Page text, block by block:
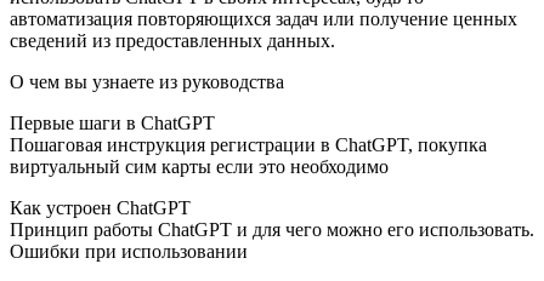
автоматизация повторяющихся задач или получение ценных
сведений из предоставленных данных.
О чем вы узнаете из руководства
Первые шаги в ChatGPT
Пошаговая инструкция регистрации в ChatGPT, покупка
виртуальный сим карты если это необходимо
Как устроен ChatGPT
Принцип работы ChatGPT и для чего можно его использовать.
Ошибки при использовании